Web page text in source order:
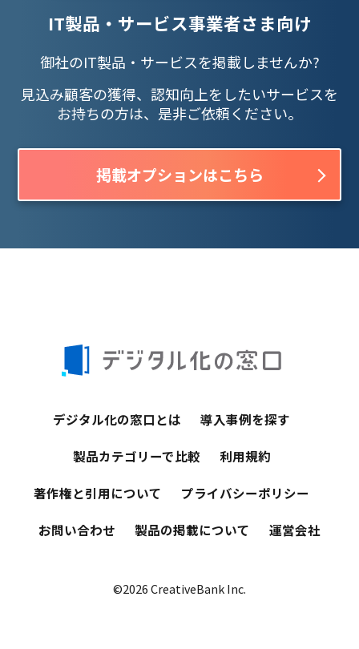
IT製品・サービス事業者さま向け
御社のIT製品・サービスを掲載しませんか?
見込み顧客の獲得、認知向上をしたいサービスを
お持ちの方は、是非ご依頼ください。
掲載オプションはこちら
デジタル化の窓口とは 導入事例を探す
製品カテゴリーで比較 利用規約
著作権と引用について プライバシーポリシー
お問い合わせ 製品の掲載について 運営会社
©2026 CreativeBank Inc.